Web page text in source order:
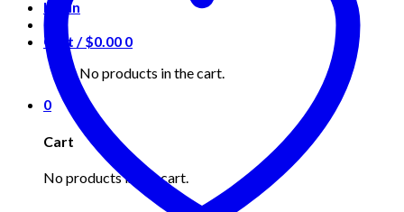
Login
Cart /$0.00 0
No products in the cart.
0
Cart
No products in the cart.